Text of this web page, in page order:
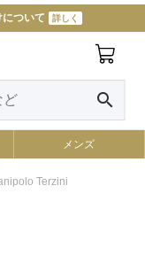
ついて 詳しく
しく
search
メンズ
Terzini